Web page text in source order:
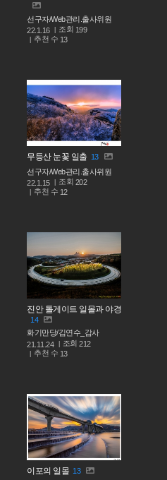
선구자/Web관리.출사위원
22.1.16
조회 199
추천 수 13
무등산 눈꽃 일출 13
선구자/Web관리.출사위원
22.1.15
조회 202
추천 수 12
진안 톨게이트 일몰과 야경
14
화기만당/김연수_감사
21.11.24
조회212
추천 수 13
이포의 일몰 13